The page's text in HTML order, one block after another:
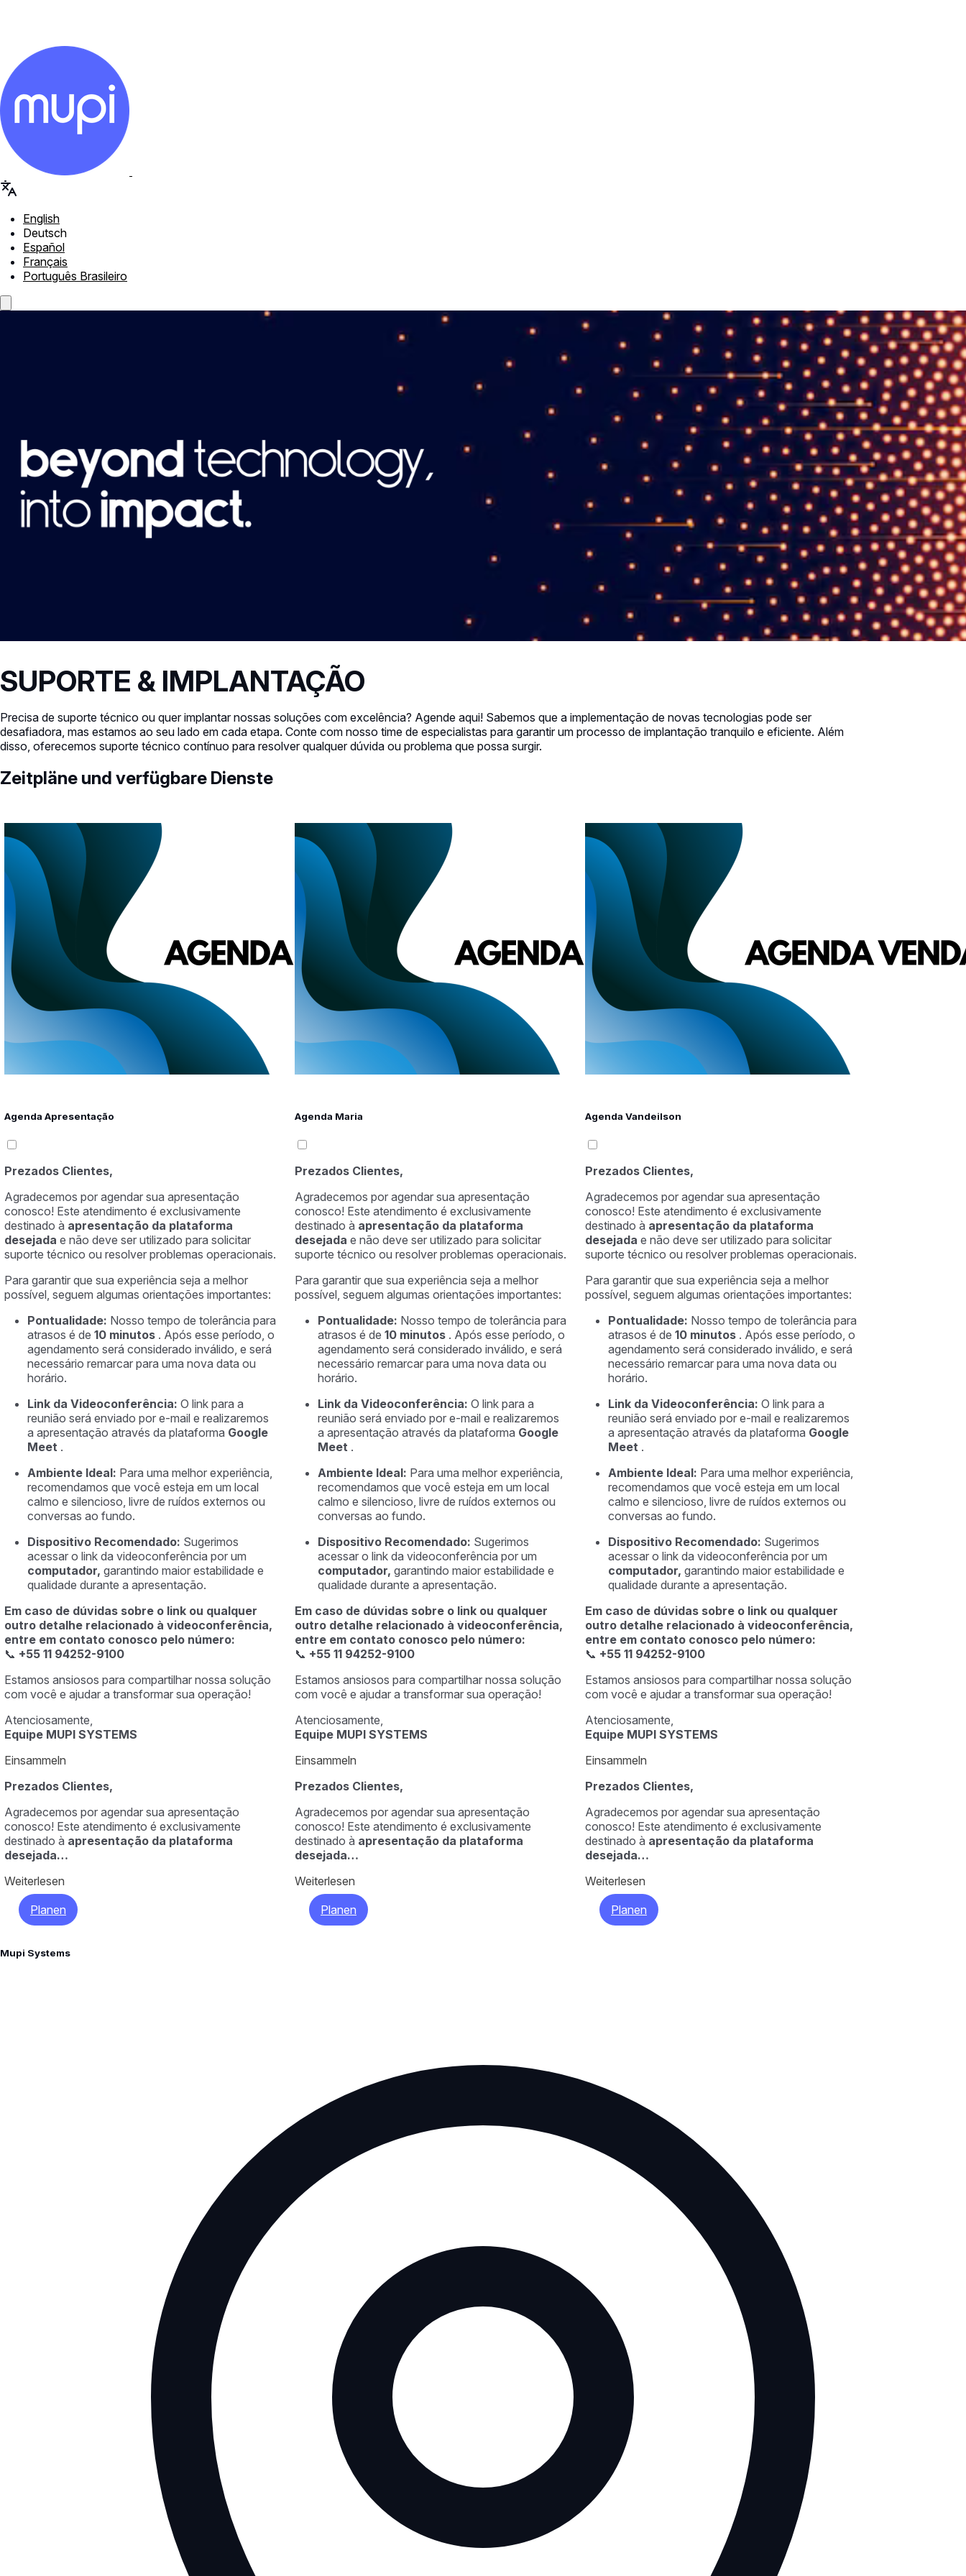
English
Deutsch
Español
Français
Português Brasileiro
SUPORTE & IMPLANTAÇÃO
Precisa de suporte técnico ou quer implantar nossas soluções com excelência? Agende aqui! Sabemos que a implementação de novas tecnologias pode ser
desafiadora, mas estamos ao seu lado em cada etapa. Conte com nosso time de especialistas para garantir um processo de implantação tranquilo e eficiente. Além
disso, oferecemos suporte técnico contínuo para resolver qualquer dúvida ou problema que possa surgir.
Zeitpläne und verfügbare Dienste
Agenda Apresentação
Prezados Clientes,
Agradecemos por agendar sua apresentação
conosco! Este atendimento é exclusivamente
destinado à apresentação da plataforma
desejada e não deve ser utilizado para solicitar
suporte técnico ou resolver problemas operacionais.
Para garantir que sua experiência seja a melhor
possível, seguem algumas orientações importantes:
Pontualidade: Nosso tempo de tolerância para
atrasos é de 10 minutos . Após esse período, o
agendamento será considerado inválido, e será
necessário remarcar para uma nova data ou
horário.
Link da Videoconferência: O link para a
reunião será enviado por e-mail e realizaremos
a apresentação através da plataforma Google
Meet .
Ambiente Ideal: Para uma melhor experiência,
recomendamos que você esteja em um local
calmo e silencioso, livre de ruídos externos ou
conversas ao fundo.
Dispositivo Recomendado: Sugerimos
acessar o link da videoconferência por um
computador, garantindo maior estabilidade e
qualidade durante a apresentação.
Em caso de dúvidas sobre o link ou qualquer
outro detalhe relacionado à videoconferência,
entre em contato conosco pelo número:
📞 +55 11 94252-9100
Estamos ansiosos para compartilhar nossa solução
com você e ajudar a transformar sua operação!
Atenciosamente,
Equipe MUPI SYSTEMS
Einsammeln
Prezados Clientes,
Agradecemos por agendar sua apresentação
conosco! Este atendimento é exclusivamente
destinado à apresentação da plataforma
desejada…
Weiterlesen
Planen
Agenda Maria
Prezados Clientes,
Agradecemos por agendar sua apresentação
conosco! Este atendimento é exclusivamente
destinado à apresentação da plataforma
desejada e não deve ser utilizado para solicitar
suporte técnico ou resolver problemas operacionais.
Para garantir que sua experiência seja a melhor
possível, seguem algumas orientações importantes:
Pontualidade: Nosso tempo de tolerância para
atrasos é de 10 minutos . Após esse período, o
agendamento será considerado inválido, e será
necessário remarcar para uma nova data ou
horário.
Link da Videoconferência: O link para a
reunião será enviado por e-mail e realizaremos
a apresentação através da plataforma Google
Meet .
Ambiente Ideal: Para uma melhor experiência,
recomendamos que você esteja em um local
calmo e silencioso, livre de ruídos externos ou
conversas ao fundo.
Dispositivo Recomendado: Sugerimos
acessar o link da videoconferência por um
computador, garantindo maior estabilidade e
qualidade durante a apresentação.
Em caso de dúvidas sobre o link ou qualquer
outro detalhe relacionado à videoconferência,
entre em contato conosco pelo número:
📞 +55 11 94252-9100
Estamos ansiosos para compartilhar nossa solução
com você e ajudar a transformar sua operação!
Atenciosamente,
Equipe MUPI SYSTEMS
Einsammeln
Prezados Clientes,
Agradecemos por agendar sua apresentação
conosco! Este atendimento é exclusivamente
destinado à apresentação da plataforma
desejada…
Weiterlesen
Planen
Agenda Vandeilson
Prezados Clientes,
Agradecemos por agendar sua apresentação
conosco! Este atendimento é exclusivamente
destinado à apresentação da plataforma
desejada e não deve ser utilizado para solicitar
suporte técnico ou resolver problemas operacionais.
Para garantir que sua experiência seja a melhor
possível, seguem algumas orientações importantes:
Pontualidade: Nosso tempo de tolerância para
atrasos é de 10 minutos . Após esse período, o
agendamento será considerado inválido, e será
necessário remarcar para uma nova data ou
horário.
Link da Videoconferência: O link para a
reunião será enviado por e-mail e realizaremos
a apresentação através da plataforma Google
Meet .
Ambiente Ideal: Para uma melhor experiência,
recomendamos que você esteja em um local
calmo e silencioso, livre de ruídos externos ou
conversas ao fundo.
Dispositivo Recomendado: Sugerimos
acessar o link da videoconferência por um
computador, garantindo maior estabilidade e
qualidade durante a apresentação.
Em caso de dúvidas sobre o link ou qualquer
outro detalhe relacionado à videoconferência,
entre em contato conosco pelo número:
📞 +55 11 94252-9100
Estamos ansiosos para compartilhar nossa solução
com você e ajudar a transformar sua operação!
Atenciosamente,
Equipe MUPI SYSTEMS
Einsammeln
Prezados Clientes,
Agradecemos por agendar sua apresentação
conosco! Este atendimento é exclusivamente
destinado à apresentação da plataforma
desejada…
Weiterlesen
Planen
Mupi Systems